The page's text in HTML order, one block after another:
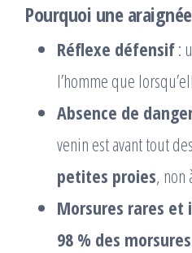
Pourquoi une
Réflexe défensif:
l’homme que
Absence de
venin est avant tout
petites proies, non
Morsures rares et
98 % des